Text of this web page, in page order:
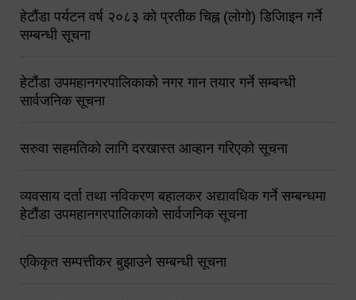
हेटौंडा पर्यटन वर्ष २०८३ को प्रतीक चिह्न (लोगो) डिजिाइन गर्ने
सम्बन्धी सूचना
हेटौंडा उपमहानगरपालिकाको नगर गान तयार गर्ने सम्बन्धी
सार्वजनिक सूचना
सरुवा सहमतिको लागि दरखास्त आव्हान गरिएको सूचना
व्यवसाय दर्ता तथा नविकरण बहालकर अद्यावधिक गर्ने सम्बन्धमा
हेटौंडा उपमहानगरपालिकाको सार्वजनिक सूचना
एकिकृत सम्पत्तीकर बुझाउने सम्बन्धी सूचना